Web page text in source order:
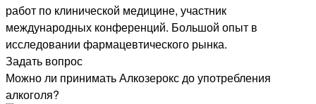
работ по клинической медицине, участник
международных конференций. Большой опыт в
исследовании фармацевтического рынка.
Задать вопрос
Можно ли принимать Алкозерокс до употребления
алкоголя?